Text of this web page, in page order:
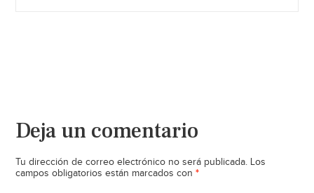
Deja un comentario
Tu dirección de correo electrónico no será publicada. Los
campos obligatorios están marcados con *